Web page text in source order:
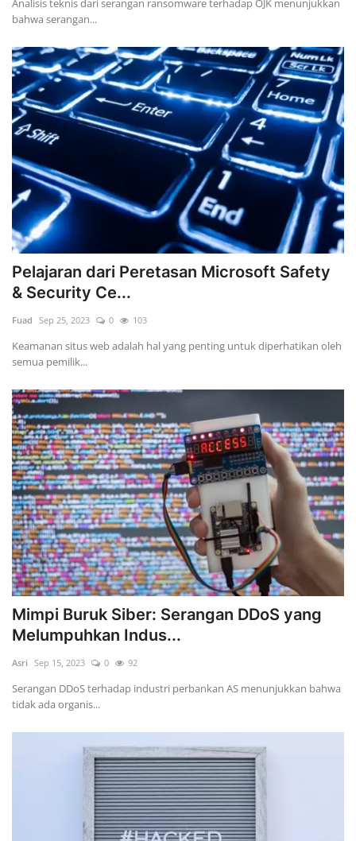
Analisis teknis dari serangan ransomware terhadap OJK menunjukkan
bahwa serangan...
Pelajaran dari Peretasan Microsoft Safety
& Security Ce...
Fuad Sep 25, 2023 0 103
Keamanan situs web adalah hal yang penting untuk diperhatikan oleh
semua pemilik...
Mimpi Buruk Siber: Serangan DDoS yang
Melumpuhkan Indus...
Asri Sep 15, 2023 0 92
Serangan DDoS terhadap industri perbankan AS menunjukkan bahwa
tidak ada organis...